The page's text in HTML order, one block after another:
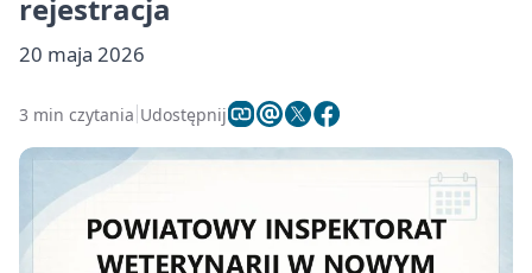
rejestracja
20 maja 2026
3 min czytania Udostępnij